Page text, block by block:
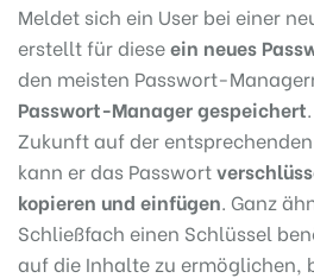
Meldet sich ein User bei einer
erstellt für dieseein neues
den meisten Passwort-
Passwort-Manager gespeichert
Zukunft auf der
kann er das Passwort
kopieren und einfügen. Ganz
Schließfach einen Schlüssel
auf die Inhalte zu ermöglichen,